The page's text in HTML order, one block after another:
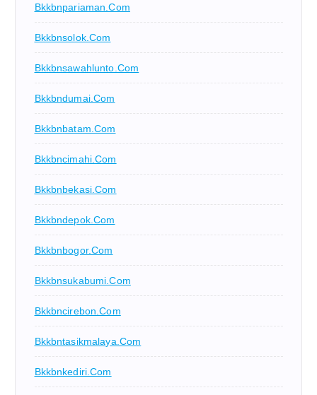
Bkkbnpariaman.com
Bkkbnsolok.com
Bkkbnsawahlunto.com
Bkkbndumai.com
Bkkbnbatam.com
Bkkbncimahi.com
Bkkbnbekasi.com
Bkkbndepok.com
Bkkbnbogor.com
Bkkbnsukabumi.com
Bkkbncirebon.com
Bkkbntasikmalaya.com
Bkkbnkediri.com